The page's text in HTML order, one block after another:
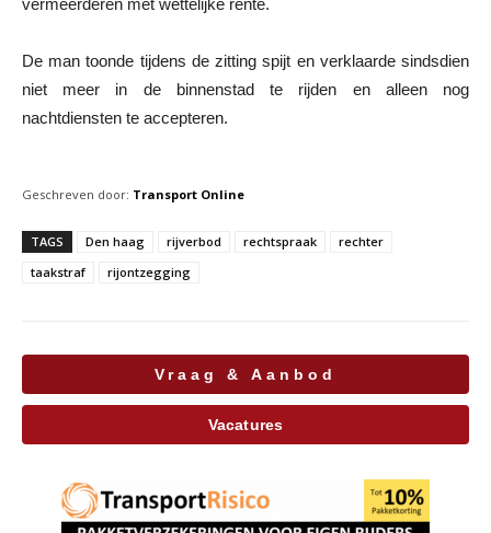
vermeerderen met wettelijke rente.
De man toonde tijdens de zitting spijt en verklaarde sindsdien
niet meer in de binnenstad te rijden en alleen nog
nachtdiensten te accepteren.
Geschreven door: Transport Online
TAGS Den haag rijverbod rechtspraak
rechter
taakstraf
rijontzegging
Vraag & Aanbod
Vacatures